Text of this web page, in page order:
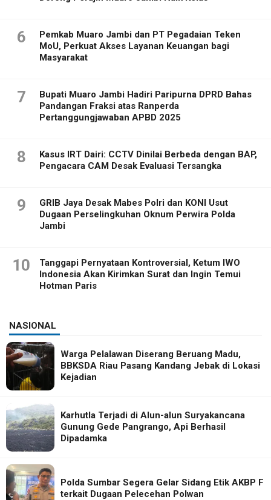
6
Pemkab Muaro Jambi dan PT Pegadaian Teken
MoU, Perkuat Akses Layanan Keuangan bagi
Masyarakat
7
Bupati Muaro Jambi Hadiri Paripurna DPRD Bahas
Pandangan Fraksi atas Ranperda
Pertanggungjawaban APBD 2025
8
Kasus IRT Dairi: CCTV Dinilai Berbeda dengan BAP,
Pengacara CAM Desak Evaluasi Tersangka
9
GRIB Jaya Desak Mabes Polri dan KONI Usut
Dugaan Perselingkuhan Oknum Perwira Polda
Jambi
10
Tanggapi Pernyataan Kontroversial, Ketum IWO
Indonesia Akan Kirimkan Surat dan Ingin Temui
Hotman Paris
NASIONAL
Warga Pelalawan Diserang Beruang Madu,
BBKSDA Riau Pasang Kandang Jebak di Lokasi
Kejadian
Karhutla Terjadi di Alun-alun Suryakancana
Gunung Gede Pangrango, Api Berhasil
Dipadamka
Polda Sumbar Segera Gelar Sidang Etik AKBP F
terkait Dugaan Pelecehan Polwan